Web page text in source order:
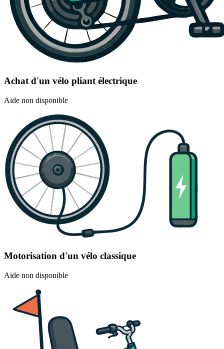
Achat d'un vélo pliant électrique
Aide non disponible
Motorisation d'un vélo classique
Aide non disponible